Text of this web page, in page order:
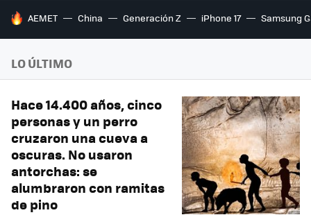
HOY SE HABLA DE
AEMET China Generación Z iPhone 17 Samsung
LO ÚLTIMO
Hace 14.400 años, cinco
personas y un perro
cruzaron una cueva a
oscuras. No usaron
antorchas: se
alumbraron con ramitas
de pino